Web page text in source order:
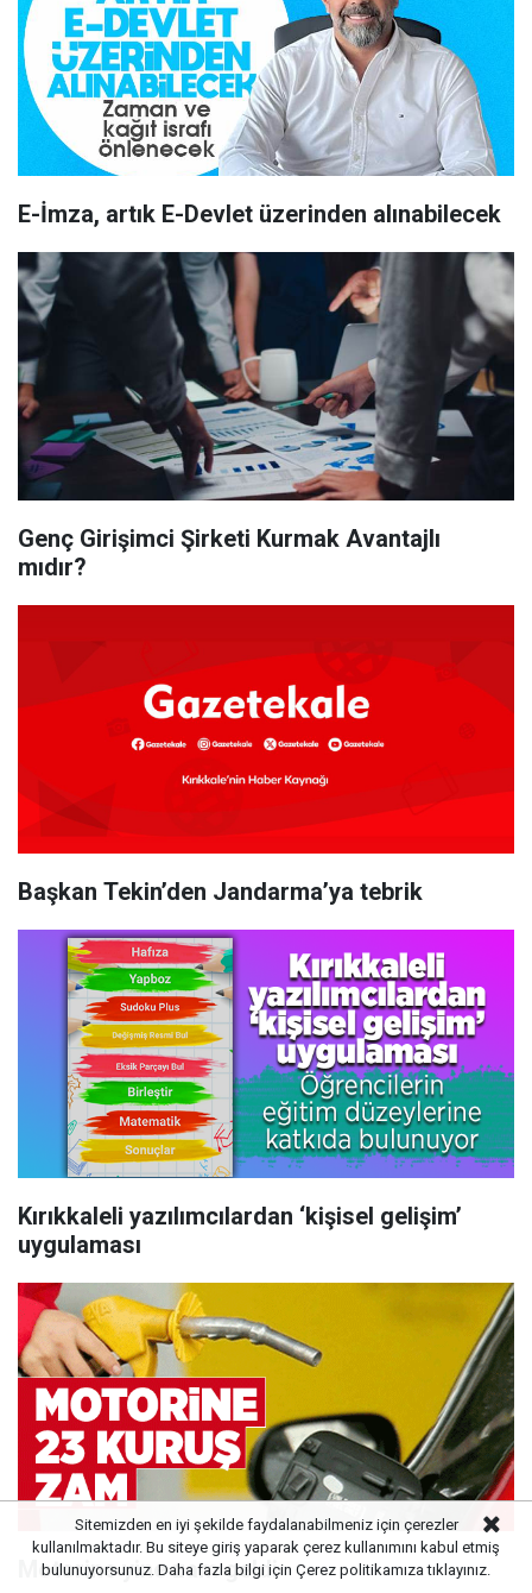
E-İmza, artık E-Devlet üzerinden alınabilecek
Genç Girişimci Şirketi Kurmak Avantajlı
mıdır?
Başkan Tekin’den Jandarma’ya tebrik
Kırıkkaleli yazılımcılardan ‘kişisel gelişim’
uygulaması
Motorine yine zam geldi
Sitemizden en iyi şekilde faydalanabilmeniz için çerezler
kullanılmaktadır. Bu siteye giriş yaparak çerez kullanımını kabul etmiş
bulunuyorsunuz. Daha fazla bilgi için Çerez politikamıza tıklayınız.